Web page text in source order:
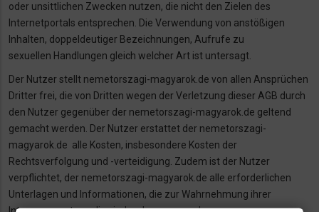
oder unsittlichen Zwecken nutzen, die nicht den Zielen des
Internetportals entsprechen. Die Verwendung von anstößigen
Inhalten, doppeldeutiger Bezeichnungen, Aufrufe zu
sexuellen Handlungen gleich welcher Art ist untersagt.
Der Nutzer stellt nemetorszagi-magyarok.de von allen Ansprüchen
Dritter frei, die von Dritten wegen der Verletzung dieser AGB durch
den Nutzer gegenüber der nemetorszagi-magyarok.de geltend
gemacht werden. Der Nutzer erstattet der nemetorszagi-
magyarok.de alle Kosten, insbesondere Kosten der
Rechtsverfolgung und -verteidigung. Zudem ist der Nutzer
verpflichtet, der nemetorszagi-magyarok.de alle erforderlichen
Unterlagen und Informationen, die zur Wahrnehmung ihrer